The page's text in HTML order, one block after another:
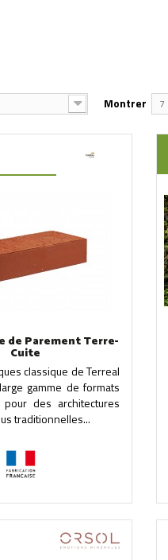
Montrer 7
de Parement Terre-
Cuite
classique de Terreal
gamme de formats
des architectures
traditionnelles...